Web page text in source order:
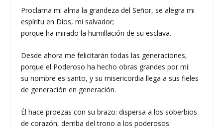
Proclama mi alma la grandeza del Señor, se alegra mi
espíritu en Dios, mi salvador;
porque ha mirado la humillación de su esclava.
Desde ahora me felicitarán todas las generaciones,
porque el Poderoso ha hecho obras grandes por mí:
su nombre es santo, y su misericordia llega a sus fieles
de generación en generación.
Él hace proezas con su brazo: dispersa a los soberbios
de corazón, derriba del trono a los poderosos